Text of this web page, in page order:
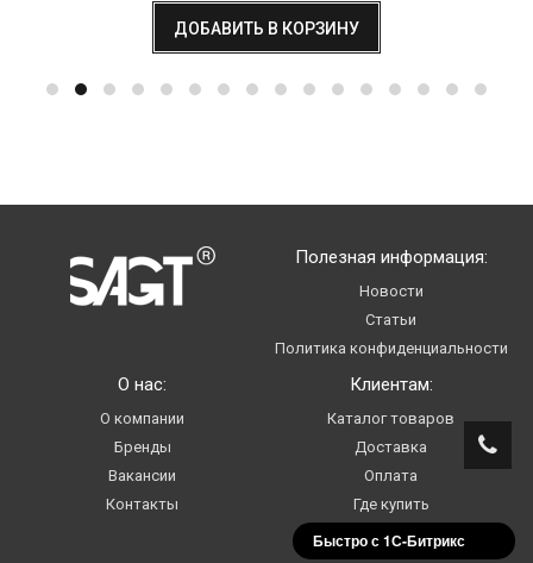
ДОБАВИТЬ В КОРЗИНУ
О нас:
О компании
Бренды
Вакансии
Контакты
Клиентам:
Каталог товаров
Доставка
Оплата
Где купить
Услуги
Полезная информация:
Новости
Статьи
Политика конфиденциальности
Быстро с 1С-Битрикс